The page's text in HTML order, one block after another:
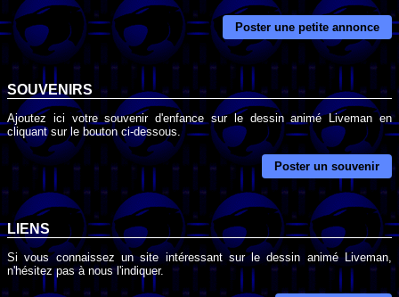
Poster une petite annonce
SOUVENIRS
Ajoutez ici votre souvenir d'enfance sur le dessin animé Liveman en
cliquant sur le bouton ci-dessous.
Poster un souvenir
LIENS
Si vous connaissez un site intéressant sur le dessin animé Liveman,
n'hésitez pas à nous l'indiquer.